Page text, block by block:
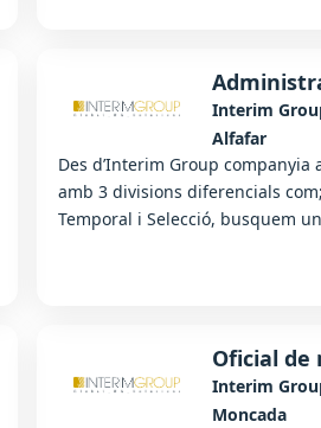
Interim
Alfafar
Des d’Interim Group
amb 3 divisions diferencials
Temporal i Selecció, busquem
Oficial
Interim
Moncada